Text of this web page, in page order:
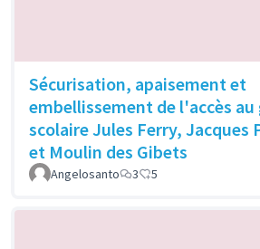
Sécurisation, apaisement et
embellissement de l'accès au
scolaire Jules Ferry, Jacques
et Moulin des Gibets
Angelosanto 3 5